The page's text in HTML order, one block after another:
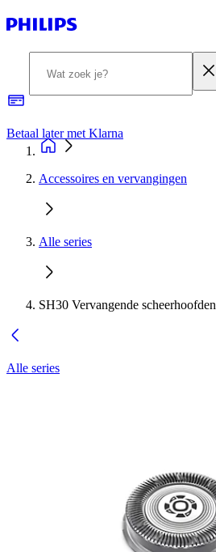
Betaal later met Klarna
Accessoires en vervangingen
Alle series
SH30 Vervangende scheerhoofden
Alle series